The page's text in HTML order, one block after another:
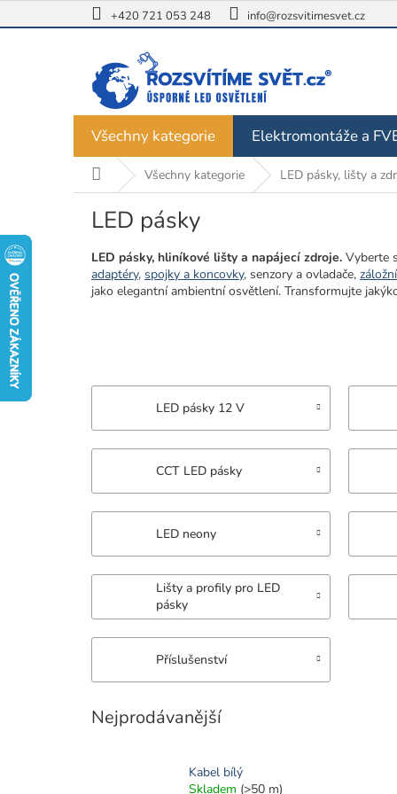
na
+420 721 053 248 info@rozsvitimesvet.cz
Všechny kategorie Elektromontáže a
Domů Všechny kategorie LED pásky, lišty a
LED pásky
LED pásky, hliníkové lišty a napájecí zdroje. Vyberte
adaptéry, spojky a koncovky, senzory a ovladače,
jako elegantní ambientní osvětlení. Transformujte
LED pásky 12 V
CCT LED pásky
LED neony
Lišty a profily pro LED
pásky
Příslušenství
Nejprodávanější
Kabel bílý
Skladem (>50 m)